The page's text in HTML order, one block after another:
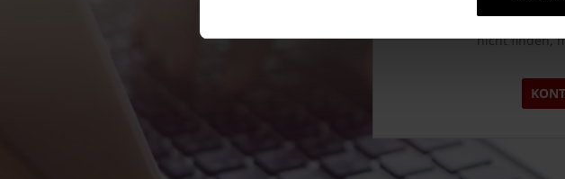
Sie vermissen
nicht finden,